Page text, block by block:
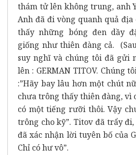
thám tử lên không trung, anh
Anh đã đi vòng quanh quả
thấy những bóng đen dầy
giống như thiên đàng cả.
suy nghĩ và chúng tôi đã gửi
lên : GERMAN TITOV. Chúng
:”Hãy bay lâu hơn một chút
chưa trông thấy thiên đàng, vì
có một tiếng rưỡi thôi. Vậy
trông cho kỹ”. Titov đã trẩy
đã xác nhận lời tuyên bố của
Chỉ có hư vô”.